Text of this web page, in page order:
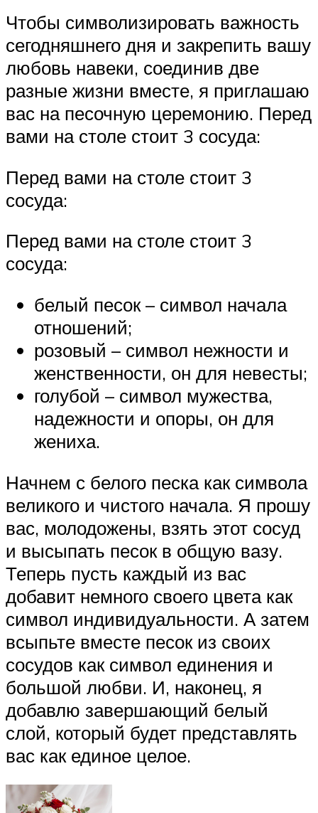
Чтобы символизировать важность
сегодняшнего дня и закрепить вашу
любовь навеки, соединив две
разные жизни вместе, я приглашаю
вас на песочную церемонию. Перед
вами на столе стоит 3 сосуда:
Перед вами на столе стоит 3
сосуда:
Перед вами на столе стоит 3
сосуда:
белый песок – символ начала
отношений;
розовый – символ нежности и
женственности, он для невесты;
голубой – символ мужества,
надежности и опоры, он для
жениха.
Начнем с белого песка как символа
великого и чистого начала. Я прошу
вас, молодожены, взять этот сосуд
и высыпать песок в общую вазу.
Теперь пусть каждый из вас
добавит немного своего цвета как
символ индивидуальности. А затем
всыпьте вместе песок из своих
сосудов как символ единения и
большой любви. И, наконец, я
добавлю завершающий белый
слой, который будет представлять
вас как единое целое.